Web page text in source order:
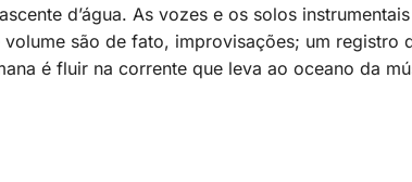
d’água. As vozes e os solos
são de fato, improvisações; um
é fluir na corrente que leva ao oceano da